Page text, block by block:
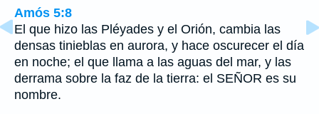
Amós 5:8
El que hizo las Pléyades y el Orión, cambia las
densas tinieblas en aurora, y hace oscurecer el día
en noche; el que llama a las aguas del mar, y las
derrama sobre la faz de la tierra: el SEÑOR es su
nombre.